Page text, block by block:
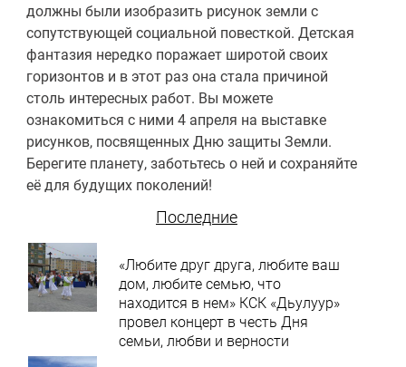
должны были изобразить рисунок земли с
сопутствующей социальной повесткой. Детская
фантазия нередко поражает широтой своих
горизонтов и в этот раз она стала причиной
столь интересных работ. Вы можете
ознакомиться с ними 4 апреля на выставке
рисунков, посвященных Дню защиты Земли.
Берегите планету, заботьтесь о ней и сохраняйте
её для будущих поколений!
Последние
«Любите друг друга, любите ваш
дом, любите семью, что
находится в нем» КСК «Дьулуур»
провел концерт в честь Дня
семьи, любви и верности